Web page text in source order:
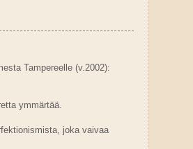
Tampereelle (v.2002):
ymmärtää.
joka vaivaa